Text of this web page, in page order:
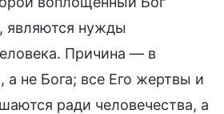
являются нужды
Причина — в
а не Бога; все Его жертвы и
ради человечества, а